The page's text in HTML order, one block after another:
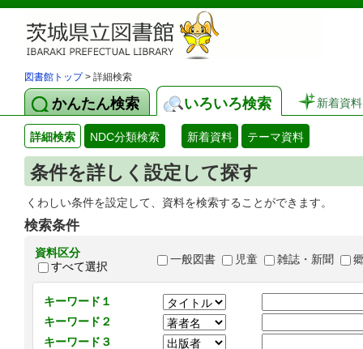
図書館トップ> 詳細検索
かんたん検索 いろいろ検索 新着資料
詳細検索 NDC分類検索 新着資料 テーマ資料
条件を詳しく設定して探す
くわしい条件を設定して、資料を検索することができます。
検索条件
資料区分
すべて選択
一般図書 児童 雑誌・新聞
キーワード１
キーワード２
キーワード３